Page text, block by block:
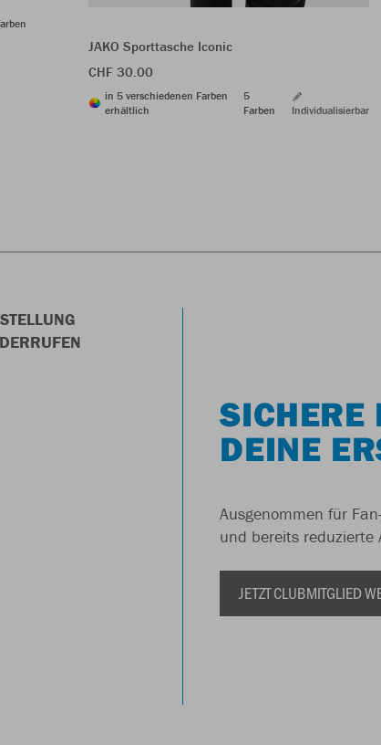
JAKO Sporttasche Iconic
CHF 30.00
in 5 verschiedenen Farben
erhältlich
5
Farben
Individualisierbar
SICHERE
DEINE
Ausgenommen für
und bereits reduzierte
JETZT CLUBMITGLIED